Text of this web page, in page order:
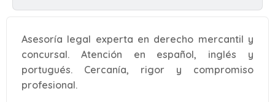
Asesoría legal experta en derecho mercantil y
concursal. Atención en español, inglés y
portugués. Cercanía, rigor y compromiso
profesional.